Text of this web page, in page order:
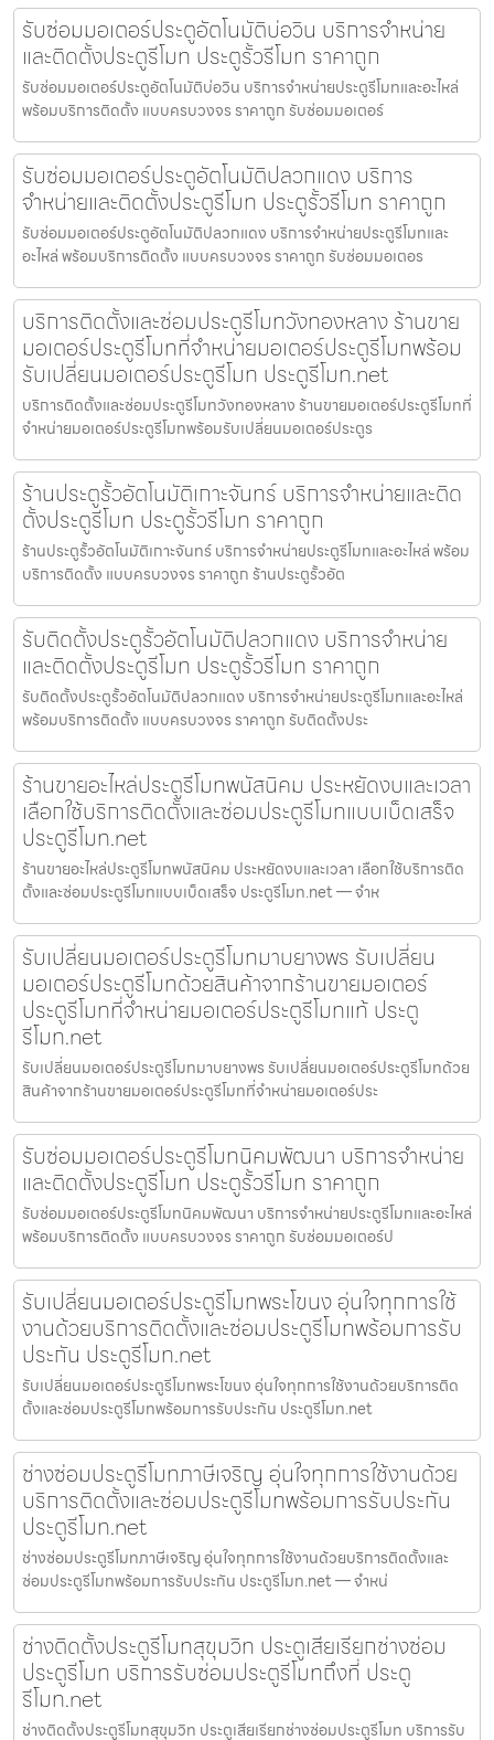
รับซ่อมมอเตอร์ประตูอัตโนมัติบ่อวิน บริการจำหน่าย
และติดตั้งประตูรีโมท ประตูรั้วรีโมท ราคาถูก
รับซ่อมมอเตอร์ประตูอัตโนมัติบ่อวิน บริการจำหน่ายประตูรีโมทและอะไหล่
พร้อมบริการติดตั้ง แบบครบวงจร ราคาถูก รับซ่อมมอเตอร์
รับซ่อมมอเตอร์ประตูอัตโนมัติปลวกแดง บริการ
จำหน่ายและติดตั้งประตูรีโมท ประตูรั้วรีโมท ราคาถูก
รับซ่อมมอเตอร์ประตูอัตโนมัติปลวกแดง บริการจำหน่ายประตูรีโมทและ
อะไหล่ พร้อมบริการติดตั้ง แบบครบวงจร ราคาถูก รับซ่อมมอเตอร
บริการติดตั้งและซ่อมประตูรีโมทวังทองหลาง ร้านขาย
มอเตอร์ประตูรีโมทที่จำหน่ายมอเตอร์ประตูรีโมทพร้อม
รับเปลี่ยนมอเตอร์ประตูรีโมท ประตูรีโมท.net
บริการติดตั้งและซ่อมประตูรีโมทวังทองหลาง ร้านขายมอเตอร์ประตูรีโมทที่
จำหน่ายมอเตอร์ประตูรีโมทพร้อมรับเปลี่ยนมอเตอร์ประตูร
ร้านประตูรั้วอัตโนมัติเกาะจันทร์ บริการจำหน่ายและติด
ตั้งประตูรีโมท ประตูรั้วรีโมท ราคาถูก
ร้านประตูรั้วอัตโนมัติเกาะจันทร์ บริการจำหน่ายประตูรีโมทและอะไหล่ พร้อม
บริการติดตั้ง แบบครบวงจร ราคาถูก ร้านประตูรั้วอัต
รับติดตั้งประตูรั้วอัตโนมัติปลวกแดง บริการจำหน่าย
และติดตั้งประตูรีโมท ประตูรั้วรีโมท ราคาถูก
รับติดตั้งประตูรั้วอัตโนมัติปลวกแดง บริการจำหน่ายประตูรีโมทและอะไหล่
พร้อมบริการติดตั้ง แบบครบวงจร ราคาถูก รับติดตั้งประ
ร้านขายอะไหล่ประตูรีโมทพนัสนิคม ประหยัดงบและเวลา
เลือกใช้บริการติดตั้งและซ่อมประตูรีโมทแบบเบ็ดเสร็จ
ประตูรีโมท.net
ร้านขายอะไหล่ประตูรีโมทพนัสนิคม ประหยัดงบและเวลา เลือกใช้บริการติด
ตั้งและซ่อมประตูรีโมทแบบเบ็ดเสร็จ ประตูรีโมท.net — จำห
รับเปลี่ยนมอเตอร์ประตูรีโมทมาบยางพร รับเปลี่ยน
มอเตอร์ประตูรีโมทด้วยสินค้าจากร้านขายมอเตอร์
ประตูรีโมทที่จำหน่ายมอเตอร์ประตูรีโมทแท้ ประตู
รีโมท.net
รับเปลี่ยนมอเตอร์ประตูรีโมทมาบยางพร รับเปลี่ยนมอเตอร์ประตูรีโมทด้วย
สินค้าจากร้านขายมอเตอร์ประตูรีโมทที่จำหน่ายมอเตอร์ประ
รับซ่อมมอเตอร์ประตูรีโมทนิคมพัฒนา บริการจำหน่าย
และติดตั้งประตูรีโมท ประตูรั้วรีโมท ราคาถูก
รับซ่อมมอเตอร์ประตูรีโมทนิคมพัฒนา บริการจำหน่ายประตูรีโมทและอะไหล่
พร้อมบริการติดตั้ง แบบครบวงจร ราคาถูก รับซ่อมมอเตอร์ป
รับเปลี่ยนมอเตอร์ประตูรีโมทพระโขนง อุ่นใจทุกการใช้
งานด้วยบริการติดตั้งและซ่อมประตูรีโมทพร้อมการรับ
ประกัน ประตูรีโมท.net
รับเปลี่ยนมอเตอร์ประตูรีโมทพระโขนง อุ่นใจทุกการใช้งานด้วยบริการติด
ตั้งและซ่อมประตูรีโมทพร้อมการรับประกัน ประตูรีโมท.net
ช่างซ่อมประตูรีโมทภาษีเจริญ อุ่นใจทุกการใช้งานด้วย
บริการติดตั้งและซ่อมประตูรีโมทพร้อมการรับประกัน
ประตูรีโมท.net
ช่างซ่อมประตูรีโมทภาษีเจริญ อุ่นใจทุกการใช้งานด้วยบริการติดตั้งและ
ซ่อมประตูรีโมทพร้อมการรับประกัน ประตูรีโมท.net — จำหน่
ช่างติดตั้งประตูรีโมทสุขุมวิท ประตูเสียเรียกช่างซ่อม
ประตูรีโมท บริการรับซ่อมประตูรีโมทถึงที่ ประตู
รีโมท.net
ช่างติดตั้งประตูรีโมทสุขุมวิท ประตูเสียเรียกช่างซ่อมประตูรีโมท บริการรับ